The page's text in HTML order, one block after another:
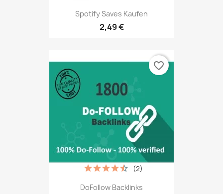
Spotify Saves Kaufen
2,49 €
DoFollow Backlinks
(2)
favorite_border